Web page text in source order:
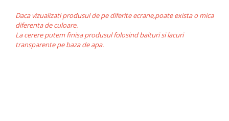
Daca vizualizati produsul de pe diferite ecrane,poate exista o mica
diferenta de culoare.
La cerere putem finisa produsul folosind baituri si lacuri
transparente pe baza de apa.